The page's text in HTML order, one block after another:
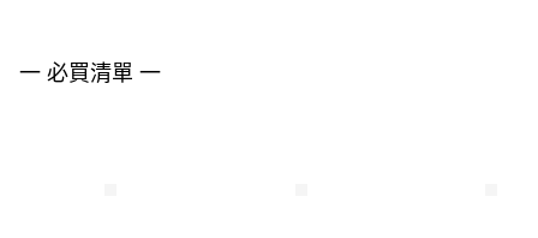
一 必買清單 一